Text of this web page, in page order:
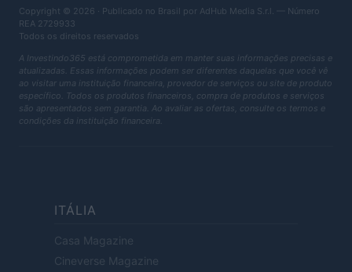
Copyright © 2026 · Publicado no Brasil por AdHub Media S.r.l. — Número
REA 2729933
Todos os direitos reservados
A Investindo365 está comprometida em manter suas informações precisas e
atualizadas. Essas informações podem ser diferentes daquelas que você vê
ao visitar uma instituição financeira, provedor de serviços ou site de produto
específico. Todos os produtos financeiros, compra de produtos e serviços
são apresentados sem garantia. Ao avaliar as ofertas, consulte os termos e
condições da instituição financeira.
ITÁLIA
Casa Magazine
Cineverse Magazine